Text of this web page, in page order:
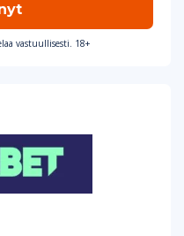
vastuullisesti. 18+